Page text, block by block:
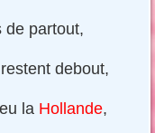
de partout,
debout,
la Hollande,